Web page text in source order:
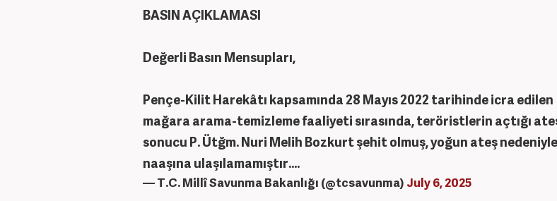
BASIN AÇIKLAMASI
Değerli Basın Mensupları,
Pençe-Kilit Harekâtı kapsamında 28 Mayıs 2022 tarihinde icra edilen
mağara arama-temizleme faaliyeti sırasında, teröristlerin açtığı
sonucu P. Ütğm. Nuri Melih Bozkurt şehit olmuş, yoğun ateş nedeniyle
naaşına ulaşılamamıştır.…
— T.C. Millî Savunma Bakanlığı (@tcsavunma) July 6, 2025